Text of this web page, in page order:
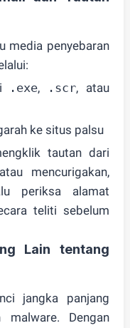
media penyebaran
.exe, .scr, atau
ke situs palsu
tautan dari
mencurigakan,
periksa alamat
teliti sebelum
Lain tentang
jangka panjang
Dengan